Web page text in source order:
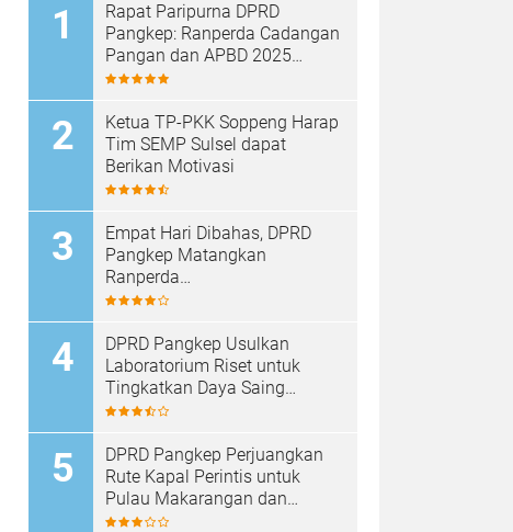
Rapat Paripurna DPRD
Pangkep: Ranperda Cadangan
Pangan dan APBD 2025
Disetujui dengan Sejumlah
Ketua TP-PKK Soppeng Harap
Tim SEMP Sulsel dapat
Berikan Motivasi
Empat Hari Dibahas, DPRD
Pangkep Matangkan
Ranperda
Pertanggungjawaban APBD
DPRD Pangkep Usulkan
Laboratorium Riset untuk
Tingkatkan Daya Saing
Produk Unggulan
DPRD Pangkep Perjuangkan
Rute Kapal Perintis untuk
Pulau Makarangan dan
Langkoteang